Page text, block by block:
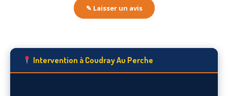
✎ Laisser un avis
Intervention à Coudray Au Perche